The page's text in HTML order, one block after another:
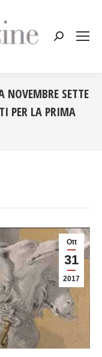
Cerca:
SETTE
PER LA PRIMA
Ott
31
2017